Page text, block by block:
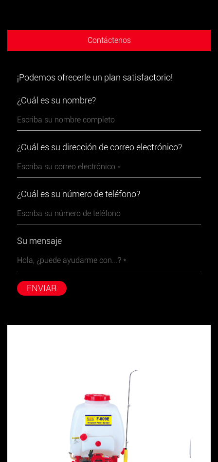
Contáctenos
¡Podemos ofrecerle un plan satisfactorio!
¿Cuál es su nombre?
¿Cuál es su dirección de correo electrónico?
¿Cuál es su número de teléfono?
Su mensaje
ENVIAR